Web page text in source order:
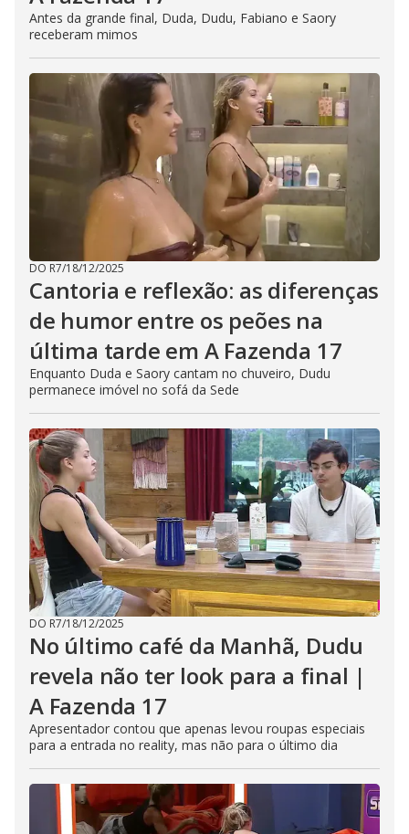
Antes da grande final, Duda, Dudu, Fabiano e Saory
receberam mimos
DO R7/18/12/2025
Cantoria e reflexão: as diferenças
de humor entre os peões na
última tarde em A Fazenda 17
Enquanto Duda e Saory cantam no chuveiro, Dudu
permanece imóvel no sofá da Sede
DO R7/18/12/2025
No último café da Manhã, Dudu
revela não ter look para a final |
A Fazenda 17
Apresentador contou que apenas levou roupas especiais
para a entrada no reality, mas não para o último dia